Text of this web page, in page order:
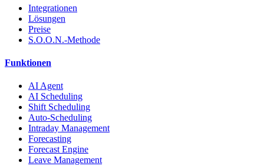
Integrationen
Lösungen
Preise
S.O.O.N.-Methode
Funktionen
AI Agent
AI Scheduling
Shift Scheduling
Auto-Scheduling
Intraday Management
Forecasting
Forecast Engine
Leave Management